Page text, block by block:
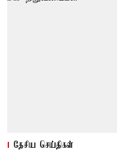
தேசிய செய்திகள்